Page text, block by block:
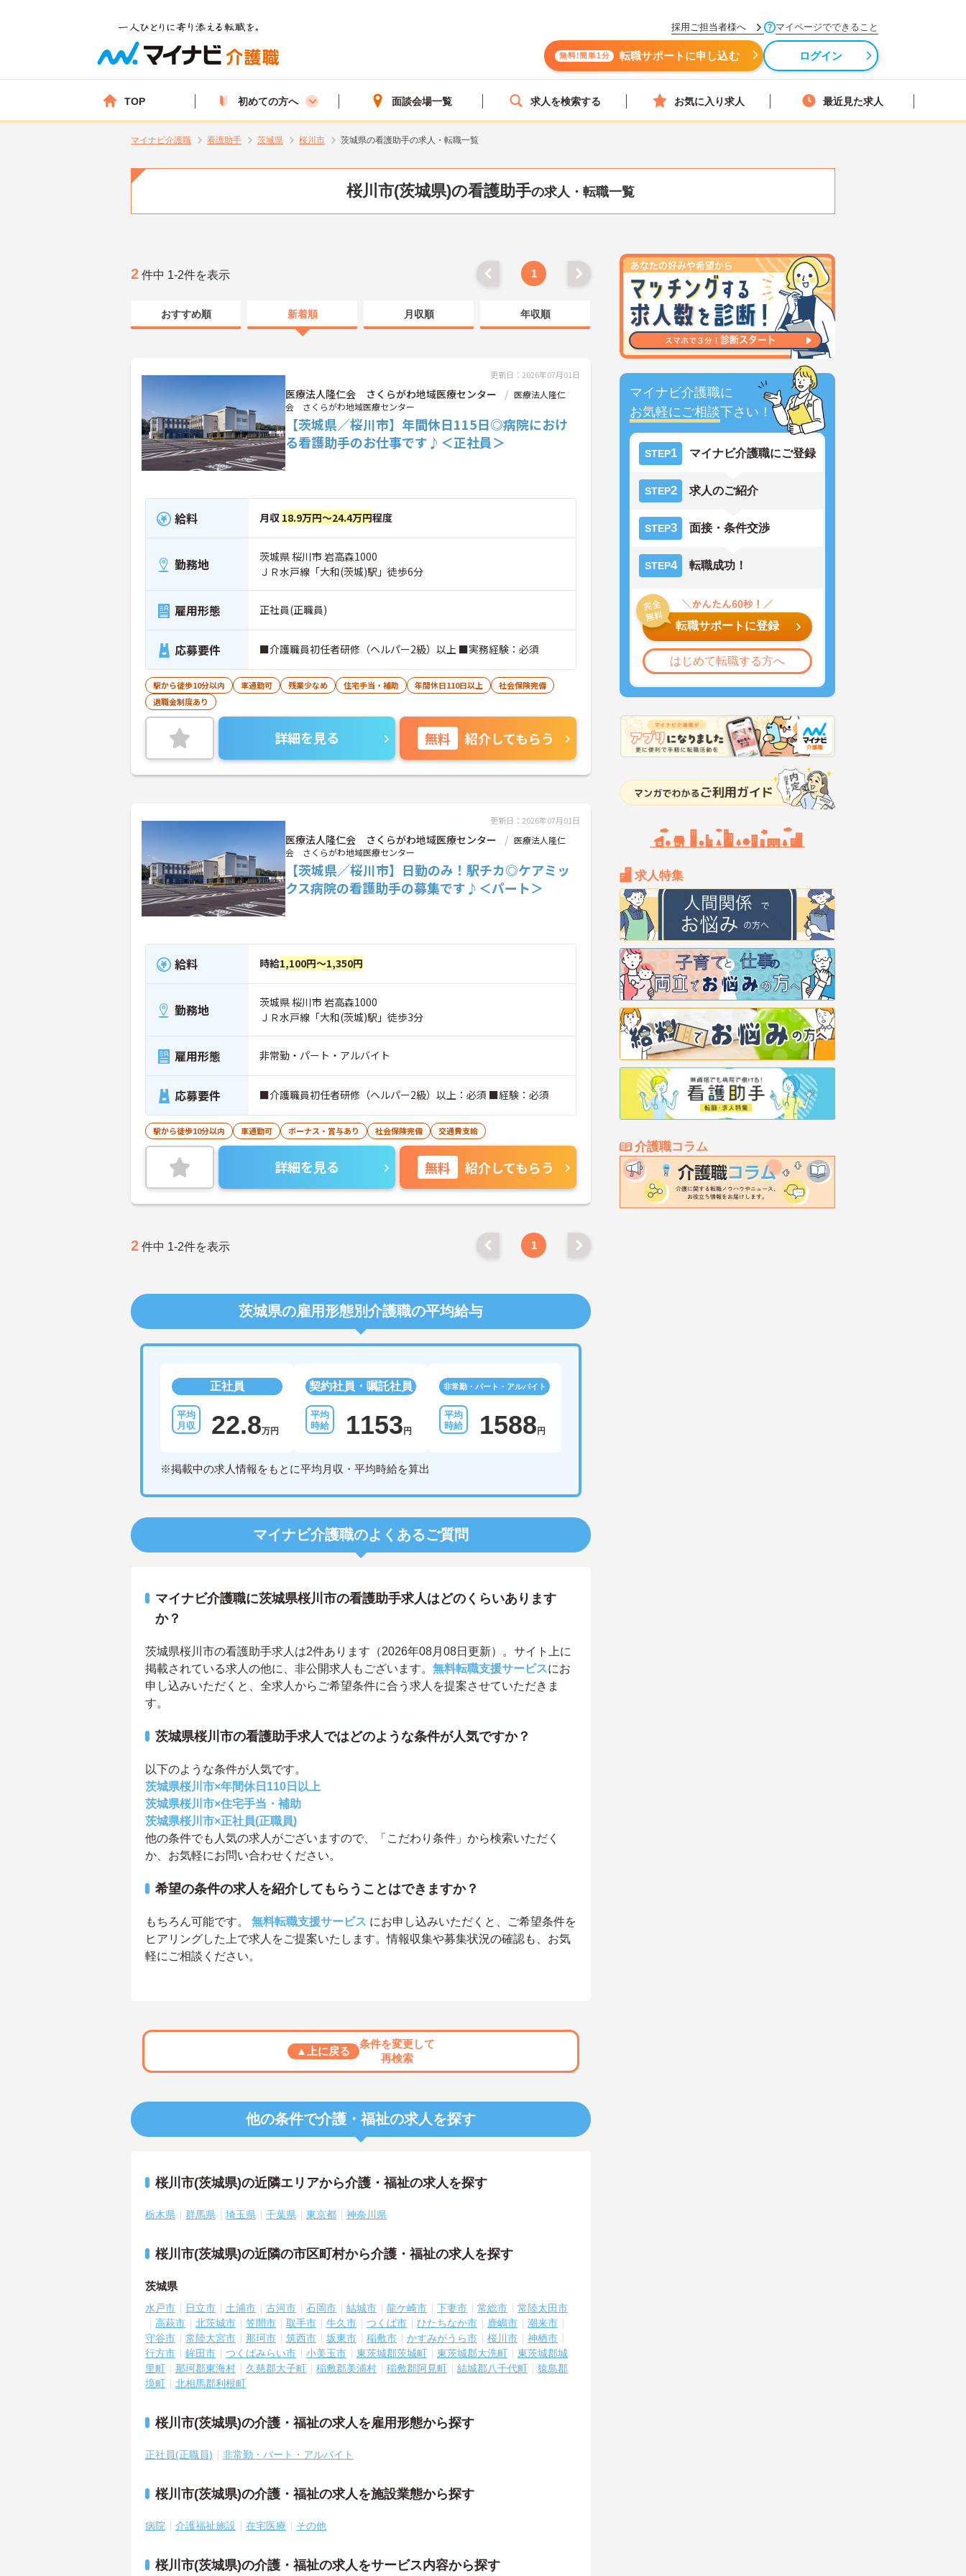
採用ご担当者様へ マイページでできること
無料!簡単1分 転職サポートに申し込む ログイン
TOP 初めての方へ 面談会場一覧 求人を検索する お気に入り求人 最近見た求人
マイナビ介護職 看護助手 茨城県 桜川市 茨城県の看護助手の求人・転職一覧
桜川市(茨城県)の看護助手の求人・転職一覧
マイナビ介護職に
お気軽にご相談下さい！
STEP1 マイナビ介護職にご登録
STEP2 求人のご紹介
STEP3 面接・条件交渉
STEP4 転職成功！
転職サポートに登録
はじめて転職する方へ
求人特集
介護職コラム
2 件中 1-2件を表示 1
おすすめ順 新着順 月収順 年収順
更新日：2026年07月01日
医療法人隆仁会 さくらがわ地域医療センター
医療法人隆仁
会 さくらがわ地域医療センター
【茨城県／桜川市】年間休日115日◎病院におけ
る看護助手のお仕事です♪＜正社員＞
給料 月収 18.9万円～24.4万円程度
勤務地
茨城県 桜川市 岩高森1000
ＪＲ水戸線「大和(茨城)駅」徒歩6分
雇用形態 正社員(正職員)
応募要件 ■介護職員初任者研修（ヘルパー2級）以上 ■実務経験：必須
駅から徒歩10分以内 車通勤可 残業少なめ 住宅手当・補助 年間休日110日以上
社会保険完備
退職金制度あり
詳細を見る 無料 紹介してもらう
更新日：2026年07月01日
医療法人隆仁会 さくらがわ地域医療センター
医療法人隆仁
会 さくらがわ地域医療センター
【茨城県／桜川市】日勤のみ！駅チカ◎ケアミッ
クス病院の看護助手の募集です♪＜パート＞
給料 時給1,100円～1,350円
勤務地
茨城県 桜川市 岩高森1000
ＪＲ水戸線「大和(茨城)駅」徒歩3分
雇用形態 非常勤・パート・アルバイト
応募要件 ■介護職員初任者研修（ヘルパー2級）以上：必須 ■経験：必須
駅から徒歩10分以内 車通勤可 ボーナス・賞与あり 社会保険完備 交通費支給
詳細を見る 無料 紹介してもらう
2 件中 1-2件を表示 1
茨城県の雇用形態別介護職の平均給与
正社員
22.8万円
契約社員・嘱託社員
1153 円
非常勤・パート・アルバイト
1588 円
※掲載中の求人情報をもとに平均月収・平均時給を算出
マイナビ介護職のよくあるご質問
マイナビ介護職に茨城県桜川市の看護助手求人はどのくらいあります
か？
茨城県桜川市の看護助手求人は2件あります（2026年08月08日更新）。サイト上に
掲載されている求人の他に、非公開求人もございます。 無料転職支援サービスにお
申し込みいただくと、全求人からご希望条件に合う求人を提案させていただきま
す。
茨城県桜川市の看護助手求人ではどのような条件が人気ですか？
以下のような条件が人気です。
茨城県桜川市×年間休日110日以上
茨城県桜川市×住宅手当・補助
茨城県桜川市×正社員(正職員)
他の条件でも人気の求人がございますので、「こだわり条件」から検索いただく
か、お気軽にお問い合わせください。
希望の条件の求人を紹介してもらうことはできますか？
もちろん可能です。 無料転職支援サービス にお申し込みいただくと、ご希望条件を
ヒアリングした上で求人をご提案いたします。情報収集や募集状況の確認も、お気
軽にご相談ください。
▲上に戻る
条件を変更して
再検索
他の条件で介護・福祉の求人を探す
桜川市(茨城県)の近隣エリアから介護・福祉の求人を探す
栃木県 群馬県 埼玉県 千葉県 東京都 神奈川県
桜川市(茨城県)の近隣の市区町村から介護・福祉の求人を探す
茨城県
水戸市 日立市 土浦市 古河市 石岡市 結城市 龍ケ崎市 下妻市 常総市
常陸太田市
高萩市
北茨城市 笠間市 取手市 牛久市 つくば市 ひたちなか市 鹿嶋市
潮来市
守谷市
常陸大宮市 那珂市 筑西市 坂東市 稲敷市 かすみがうら市 桜川市
神栖市
行方市
鉾田市 つくばみらい市 小美玉市 東茨城郡茨城町 東茨城郡大洗町
東茨城郡城
里町
那珂郡東海村 久慈郡大子町 稲敷郡美浦村 稲敷郡阿見町 結城郡八千代町
猿島郡
境町
北相馬郡利根町
桜川市(茨城県)の介護・福祉の求人を雇用形態から探す
正社員(正職員) 非常勤・パート・アルバイト
桜川市(茨城県)の介護・福祉の求人を施設業態から探す
病院 介護福祉施設 在宅医療 その他
桜川市(茨城県)の介護・福祉の求人をサービス内容から探す